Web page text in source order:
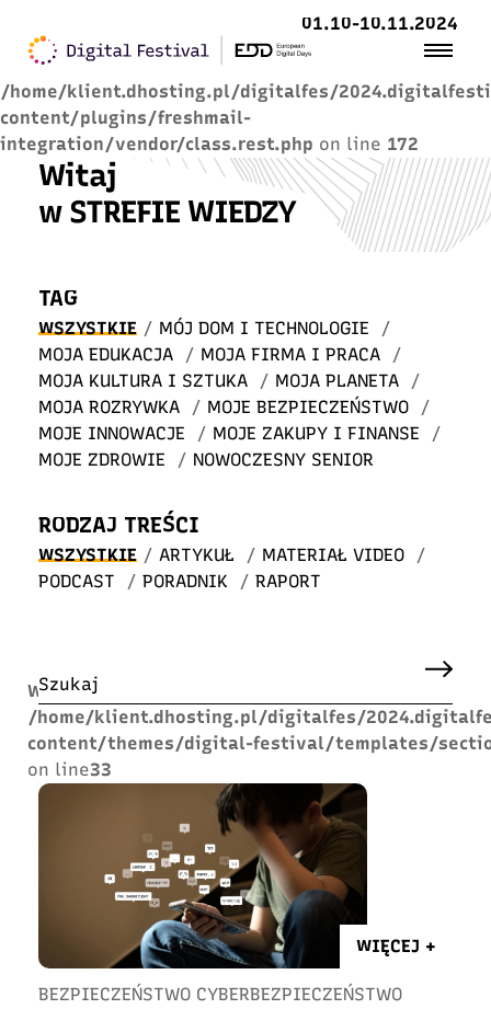
Warning : Trying to access array offset on value of
type null in
/home/klient.dhosting.pl/digitalfes/
content/plugins/freshmail-
integration/vendor/class.rest.php on line 172
01.10-10.11.2024
Witaj
w STREFIE WIEDZY
TAG
WSZYSTKIE / MÓJ DOM I TECHNOLOGIE
/
MOJA EDUKACJA
/ MOJA FIRMA I PRACA
/
MOJA KULTURA I SZTUKA
/ MOJA PLANETA
/
MOJA ROZRYWKA
/ MOJE BEZPIECZEŃSTWO
/
MOJE INNOWACJE
/ MOJE ZAKUPY I FINANSE
/
MOJE ZDROWIE
/ NOWOCZESNY SENIOR
RODZAJ TREŚCI
WSZYSTKIE / ARTYKUŁ / MATERIAŁ VIDEO
/
PODCAST
/ PORADNIK / RAPORT
Warning
/home/klient.dhosting.pl/digitalfes/
content/themes/digital-festival/templates/
on line33
WIĘCEJ +
BEZPIECZEŃSTWO CYBERBEZPIECZEŃSTWO